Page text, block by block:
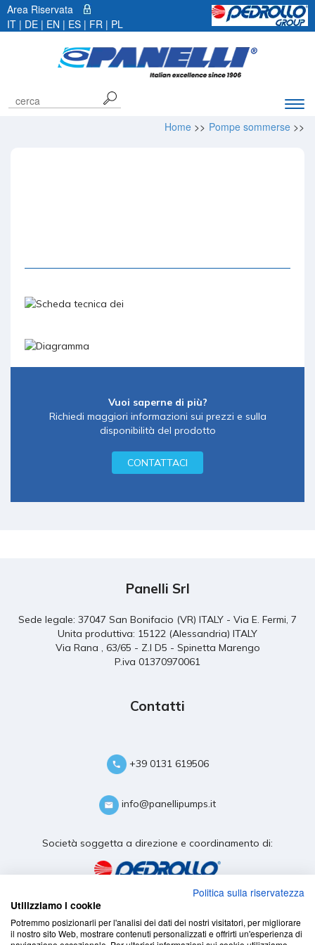
Area Riservata
IT | DE | EN | ES | FR | PL
di
Pompe sommerse >>
Home >>
Vuoi saperne di più?
Richiedi maggiori informazioni sui prezzi e sulla
disponibilità del prodotto
CONTATTACI
Panelli Srl
Sede legale: 37047 San Bonifacio (VR) ITALY - Via E. Fermi, 7
Unita produttiva: 15122 (Alessandria) ITALY
Via Rana , 63/65 - Z.I D5 - Spinetta Marengo
P.iva 01370970061
Contatti
+39 0131 619506
info@panellipumps.it
Società soggetta a direzione e coordinamento di:
Politica sulla riservatezza
Utilizziamo i cookie
Potremmo posizionarli per l'analisi dei dati dei nostri visitatori, per migliorare
il nostro sito Web, mostrare contenuti personalizzati e offrirti un'esperienza di